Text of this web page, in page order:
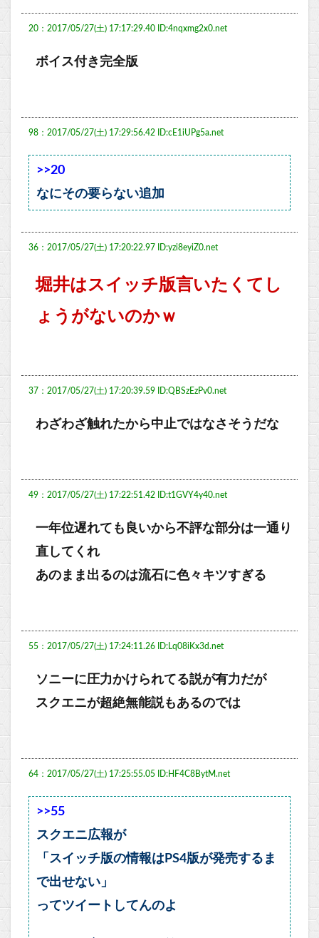
20：2017/05/27(土) 17:17:29.40 ID:4nqxmg2x0.net
ボイス付き完全版
98：2017/05/27(土) 17:29:56.42 ID:cE1iUPg5a.net
>>20
なにその要らない追加
36：2017/05/27(土) 17:20:22.97 ID:yzi8eyiZ0.net
堀井はスイッチ版言いたくてし
ょうがないのかｗ
37：2017/05/27(土) 17:20:39.59 ID:QBSzEzPv0.net
わざわざ触れたから中止ではなさそうだな
49：2017/05/27(土) 17:22:51.42 ID:t1GVY4y40.net
一年位遅れても良いから不評な部分は一通り
直してくれ
あのまま出るのは流石に色々キツすぎる
55：2017/05/27(土) 17:24:11.26 ID:Lq08iKx3d.net
ソニーに圧力かけられてる説が有力だが
スクエニが超絶無能説もあるのでは
64：2017/05/27(土) 17:25:55.05 ID:HF4C8BytM.net
>>55
スクエニ広報が
「スイッチ版の情報はPS4版が発売するま
で出せない」
ってツイートしてんのよ